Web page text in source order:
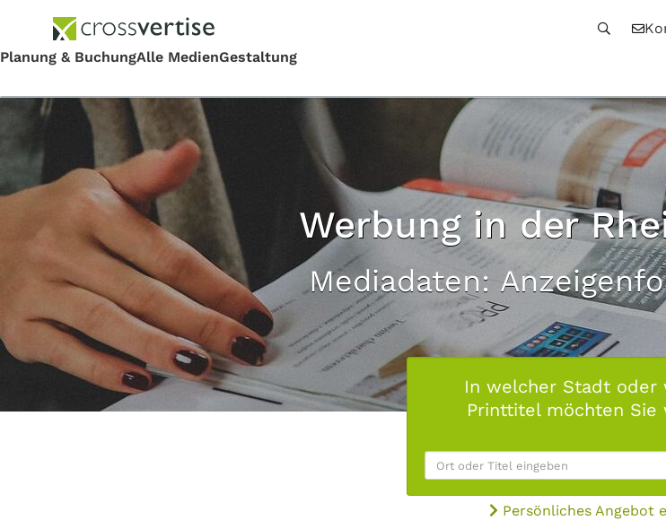
Werbung in der
Mediadaten:
In welcher Stadt oder
Printtitel möchten Sie
Persönliches Angebot